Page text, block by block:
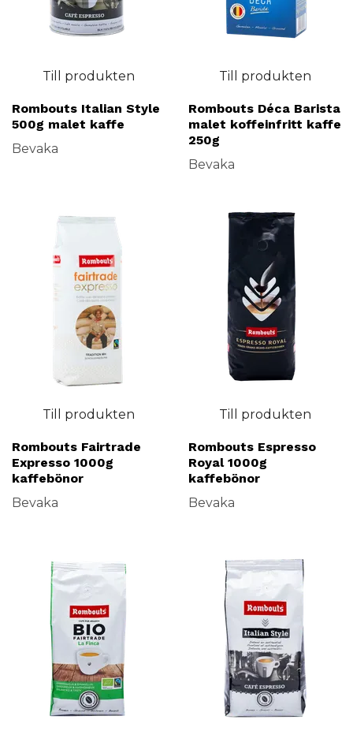
Till produkten
Rombouts Italian Style
500g malet kaffe
Bevaka
Till produkten
Rombouts Déca Barista
malet koffeinfritt kaffe
250g
Bevaka
Till produkten
Rombouts Fairtrade
Expresso 1000g
kaffebönor
Bevaka
Till produkten
Rombouts Espresso
Royal 1000g
kaffebönor
Bevaka